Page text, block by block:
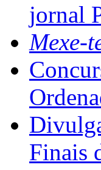
jornal
Mexe-
Finais